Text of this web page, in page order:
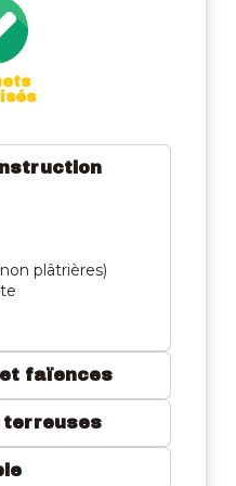
plâtrières)
faïences
terreuses